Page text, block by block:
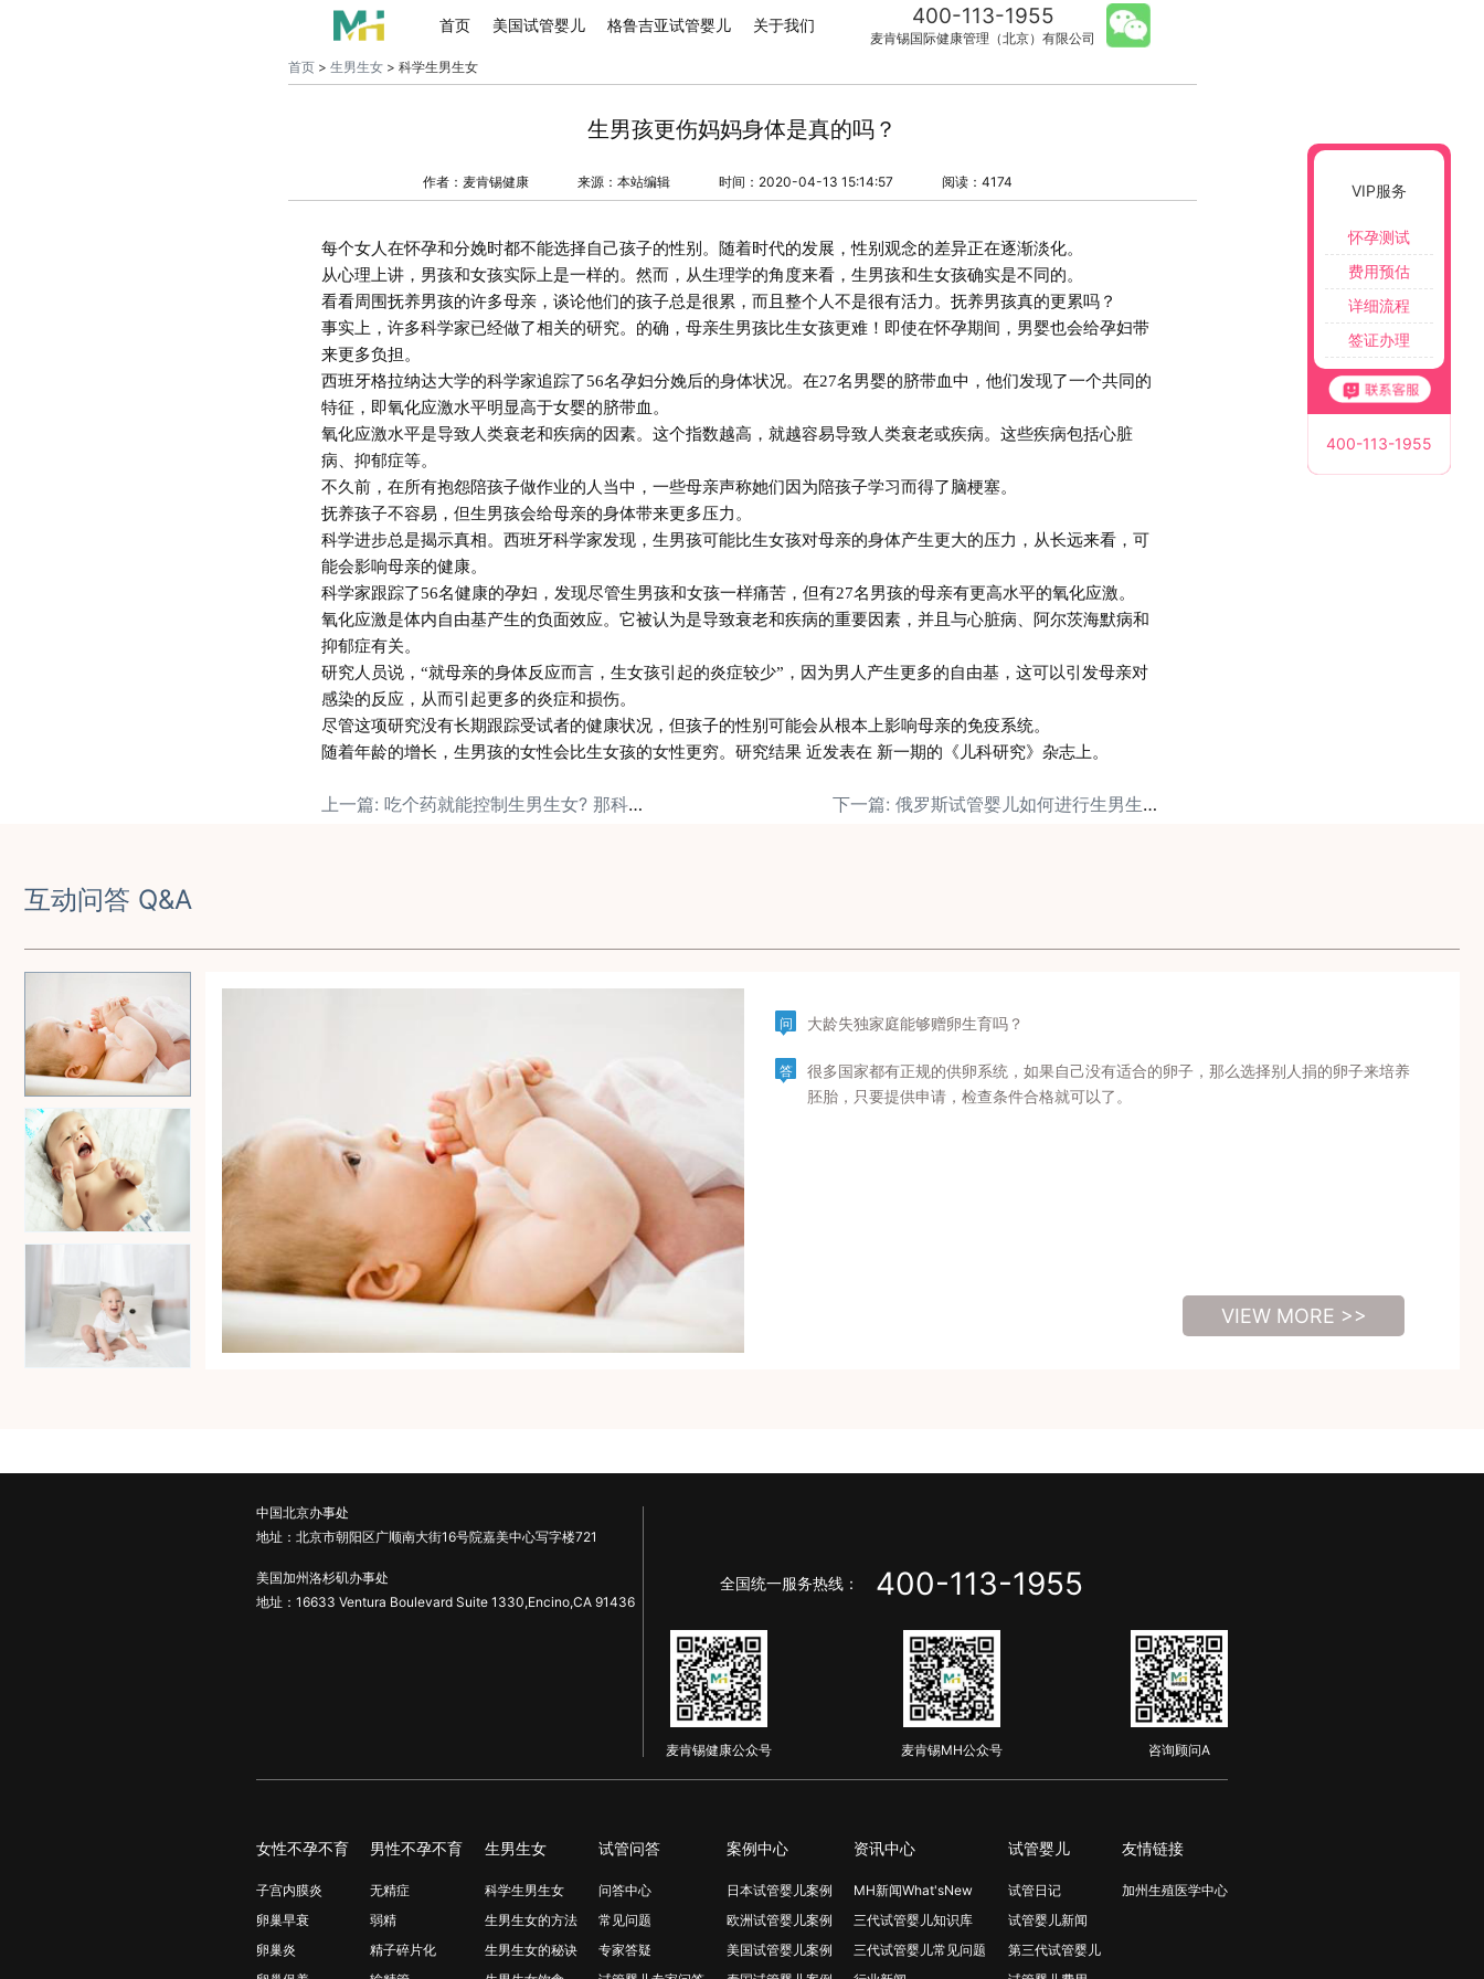
首页 美国试管婴儿 格鲁吉亚试管婴儿 关于我们 400-113-1955
麦肯锡国际健康管理（北京）有限公司
首页> 生男生女> 科学生男生女
生男孩更伤妈妈身体是真的吗？
作者：麦肯锡健康 来源：本站编辑 时间：2020-04-13 15:14:57 阅读：4174
每个女人在怀孕和分娩时都不能选择自己孩子的性别。随着时代的发展，性别观念的差异正在逐渐淡化。
从心理上讲，男孩和女孩实际上是一样的。然而，从生理学的角度来看，生男孩和生女孩确实是不同的。
看看周围抚养男孩的许多母亲，谈论他们的孩子总是很累，而且整个人不是很有活力。抚养男孩真的更累吗？
事实上，许多科学家已经做了相关的研究。的确，母亲生男孩比生女孩更难！即使在怀孕期间，男婴也会给孕妇带
来更多负担。
西班牙格拉纳达大学的科学家追踪了56名孕妇分娩后的身体状况。在27名男婴的脐带血中，他们发现了一个共同的
特征，即氧化应激水平明显高于女婴的脐带血。
氧化应激水平是导致人类衰老和疾病的因素。这个指数越高，就越容易导致人类衰老或疾病。这些疾病包括心脏
病、抑郁症等。
不久前，在所有抱怨陪孩子做作业的人当中，一些母亲声称她们因为陪孩子学习而得了脑梗塞。
抚养孩子不容易，但生男孩会给母亲的身体带来更多压力。
科学进步总是揭示真相。西班牙科学家发现，生男孩可能比生女孩对母亲的身体产生更大的压力，从长远来看，可
能会影响母亲的健康。
科学家跟踪了56名健康的孕妇，发现尽管生男孩和女孩一样痛苦，但有27名男孩的母亲有更高水平的氧化应激。
氧化应激是体内自由基产生的负面效应。它被认为是导致衰老和疾病的重要因素，并且与心脏病、阿尔茨海默病和
抑郁症有关。
研究人员说， “就母亲的身体反应而言，生女孩引起的炎症较少” ，因为男人产生更多的自由基，这可以引发母亲对
感染的反应，从而引起更多的炎症和损伤。
尽管这项研究没有长期跟踪受试者的健康状况，但孩子的性别可能会从根本上影响母亲的免疫系统。
随着年龄的增长，生男孩的女性会比生女孩的女性更穷。研究结果 近发表在 新一期的《儿科研究》杂志上。
上一篇: 吃个药就能控制生男生女? 那科学生男生女算什么？ 下一篇: 俄罗斯试管婴儿如何进行生男生女选择
互动问答 Q&A
问 大龄失独家庭能够赠卵生育吗？
答
很多国家都有正规的供卵系统，如果自己没有适合的卵子，那么选择别人捐的卵子来培养
胚胎，只要提供申请，检查条件合格就可以了。
VIEW MORE >>
中国北京办事处
地址：北京市朝阳区广顺南大街16号院嘉美中心写字楼721
美国加州洛杉矶办事处
地址：16633 Ventura Boulevard Suite 1330,Encino,CA 91436
全国统一服务热线： 400-113-1955
麦肯锡健康公众号 麦肯锡MH公众号 咨询顾问A
女性不孕不育
子宫内膜炎
卵巢早衰
卵巢炎
男性不孕不育
无精症
弱精
精子碎片化
生男生女
科学生男生女
生男生女的方法
生男生女的秘诀
试管问答
问答中心
常见问题
专家答疑
案例中心
日本试管婴儿案例
欧洲试管婴儿案例
美国试管婴儿案例
资讯中心
MH新闻What'sNew
三代试管婴儿知识库
三代试管婴儿常见问题
试管婴儿
试管日记
试管婴儿新闻
第三代试管婴儿
友情链接
加州生殖医学中心
VIP服务
怀孕测试
费用预估
详细流程
签证办理
400-113-1955